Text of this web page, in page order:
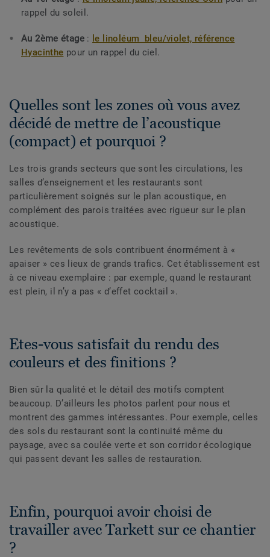
rappel du soleil.
Au 2ème étage: le linoléum bleu/violet, référence
Hyacinthe pour un rappel du ciel.
Quelles sont les zones où vous avez
décidé de mettre de l’acoustique
(compact) et pourquoi ?
Les trois grands secteurs que sont les circulations, les
salles d’enseignement et les restaurants sont
particulièrement soignés sur le plan acoustique, en
complément des parois traitées avec rigueur sur le plan
acoustique.
Les revêtements de sols contribuent énormément à «
apaiser » ces lieux de grands trafics. Cet établissement est
à ce niveau exemplaire : par exemple, quand le restaurant
est plein, il n’y a pas « d’effet cocktail ».
Etes-vous satisfait du rendu des
couleurs et des finitions ?
Bien sûr la qualité et le détail des motifs comptent
beaucoup. D’ailleurs les photos parlent pour nous et
montrent des gammes intéressantes. Pour exemple, celles
des sols du restaurant sont la continuité même du
paysage, avec sa coulée verte et son corridor écologique
qui passent devant les salles de restauration.
Enfin, pourquoi avoir choisi de
travailler avec Tarkett sur ce chantier
?